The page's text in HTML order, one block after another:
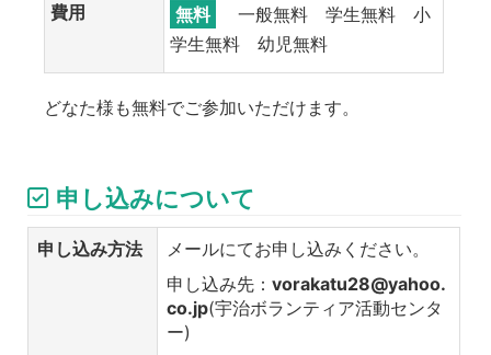
費用 無料
一般無料 学生無料 小
学生無料 幼児無料
どなた様も無料でご参加いただけます。
申し込みについて
申し込み方法
メールにてお申し込みください。
申し込み先： vorakatu28@yahoo.
co.jp(宇治ボランティア活動センタ
ー)